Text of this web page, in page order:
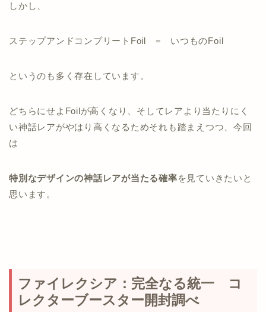
しかし、
ステップアンドコンプリートFoil = いつものFoil
というのも多く存在しています。
どちらにせよFoilが高くなり、そしてレアより当たりにく
い神話レアがやはり高くなるためそれも踏まえつつ、今回
は
特別なデザインの神話レアが当たる確率を見ていきたいと
思います。
ファイレクシア：完全なる統一 コ
レクターブースター開封調べ